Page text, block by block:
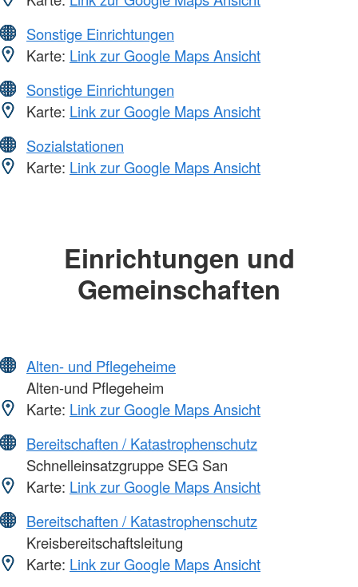
Sonstige Einrichtungen
Karte: Link zur Google Maps Ansicht
Sonstige Einrichtungen
Karte: Link zur Google Maps Ansicht
Sozialstationen
Karte: Link zur Google Maps Ansicht
Einrichtungen und
Gemeinschaften
Alten- und Pflegeheime
Alten-und Pflegeheim
Karte: Link zur Google Maps Ansicht
Bereitschaften / Katastrophenschutz
Schnelleinsatzgruppe SEG San
Karte: Link zur Google Maps Ansicht
Bereitschaften / Katastrophenschutz
Kreisbereitschaftsleitung
Karte: Link zur Google Maps Ansicht